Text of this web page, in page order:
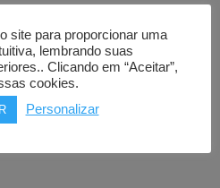
site para proporcionar uma
lembrando suas
Clicando em “Aceitar”,
cookies.
Personalizar